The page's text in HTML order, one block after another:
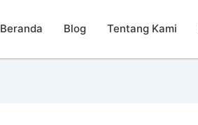
Beranda Blog Tentang Kami